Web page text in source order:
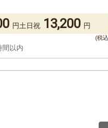
円土日祝 13,200 円
間以内